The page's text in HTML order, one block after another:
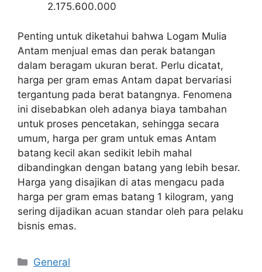
2.175.600.000
Penting untuk diketahui bahwa Logam Mulia
Antam menjual emas dan perak batangan
dalam beragam ukuran berat. Perlu dicatat,
harga per gram emas Antam dapat bervariasi
tergantung pada berat batangnya. Fenomena
ini disebabkan oleh adanya biaya tambahan
untuk proses pencetakan, sehingga secara
umum, harga per gram untuk emas Antam
batang kecil akan sedikit lebih mahal
dibandingkan dengan batang yang lebih besar.
Harga yang disajikan di atas mengacu pada
harga per gram emas batang 1 kilogram, yang
sering dijadikan acuan standar oleh para pelaku
bisnis emas.
Categories
General